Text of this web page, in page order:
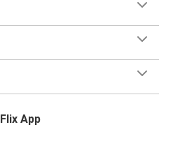
Flix App